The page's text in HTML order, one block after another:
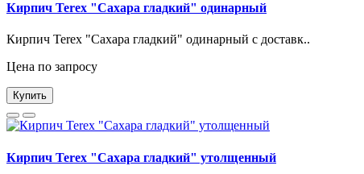
Кирпич Terex "Сахара гладкий" одинарный
Кирпич Terex "Сахара гладкий" одинарный с доставк..
Цена по запросу
Купить
Кирпич Terex "Сахара гладкий" утолщенный